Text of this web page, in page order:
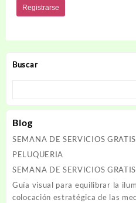
Buscar
Blog
SEMANA DE SERVICIOS
PELUQUERIA
SEMANA DE SERVICIOS GRATIS
Guía visual para equilibrar la
colocación estratégica de las
Registrarse